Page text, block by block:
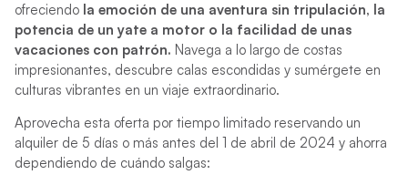
ofreciendo la emoción de una aventura sin tripulación, la
potencia de un yate a motor o la facilidad de unas
vacaciones con patrón. Navega a lo largo de costas
impresionantes, descubre calas escondidas y sumérgete en
culturas vibrantes en un viaje extraordinario.
Aprovecha esta oferta por tiempo limitado reservando un
alquiler de 5 días o más antes del 1 de abril de 2024 y ahorra
dependiendo de cuándo salgas: